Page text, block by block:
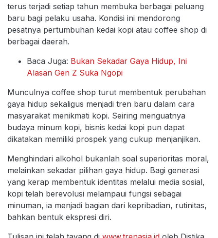
terus terjadi setiap tahun membuka berbagai peluang
baru bagi pelaku usaha. Kondisi ini mendorong
pesatnya pertumbuhan kedai kopi atau coffee shop di
berbagai daerah.
Baca Juga: Bukan Sekadar Gaya Hidup, Ini
Alasan Gen Z Suka Ngopi
Munculnya coffee shop turut membentuk perubahan
gaya hidup sekaligus menjadi tren baru dalam cara
masyarakat menikmati kopi. Seiring menguatnya
budaya minum kopi, bisnis kedai kopi pun dapat
dikatakan memiliki prospek yang cukup menjanjikan.
Menghindari alkohol bukanlah soal superioritas moral,
melainkan sekadar pilihan gaya hidup. Bagi generasi
yang kerap membentuk identitas melalui media sosial,
kopi telah berevolusi melampaui fungsi sebagai
minuman, ia menjadi bagian dari kepribadian, rutinitas,
bahkan bentuk ekspresi diri.